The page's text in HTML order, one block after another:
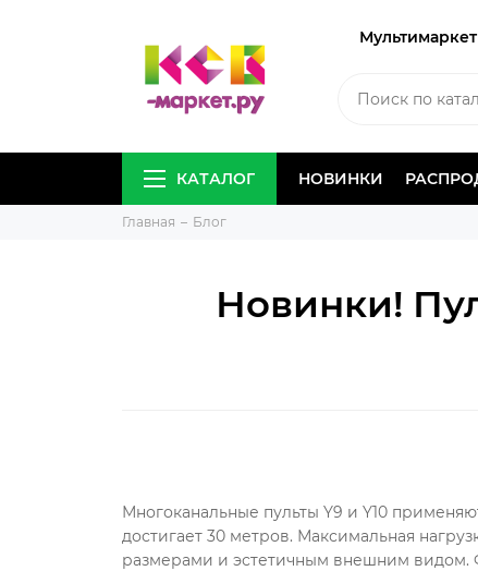
КАТАЛОГ НОВИНКИ
Главная Блог
Новинки!
Многоканальные пульты Y9 и Y10
достигает 30 метров. Максимальная
размерами и эстетичным внешним видом.